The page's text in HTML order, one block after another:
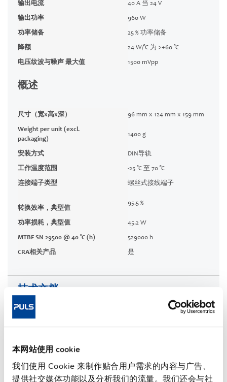
本网站使用 cookie
我们使用 Cookie 来制作贴合用户需求的内容与广告、
提供社交媒体功能以及分析我们的流量。我们还会与社
输出电流 40 A 当 24 V
输出功率 960 W
功率储备 25 % 功率储备
降额 24 W/°C 为 >+60 °C
电压纹波与噪声 最大值 1500 mVpp
概述
尺寸（宽x高x深） 96 mm x 124 mm x 159 mm
Weight per unit (excl.
packaging)
1400 g
安装方式 DIN导轨
工作温度范围 -25 °C 至 70 °C
连接端子类型 螺丝式接线端子
转换效率，典型值
95.5 %
功率损耗，典型值 45.2 W
MTBF SN 29500 @ 40 °C (h) 529000 h
CRA相关产品 是
技术文档
认证 / 符合性声明
特性
商务信息